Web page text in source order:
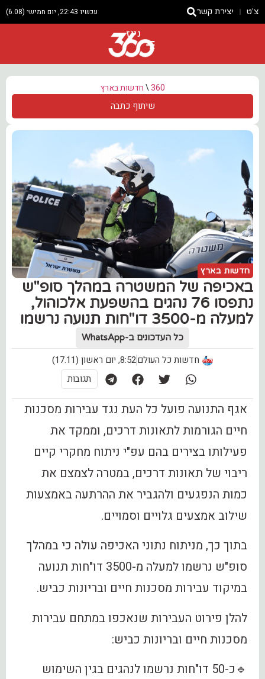
צ'ט יצירת קשר עכשיו 22:43, יום חמישי (6.08)
ניוז
360
\חדשות בארץ
שיתוף כתבה
חדשות בארץ
באכיפה של המשטרה במהלך סופ"ש
נתפסו 76 נהגים בהשפעת אלכוהול,
למעלה מ-3500 דו"חות תנועה נרשמו
כל העדכונים ב-WhatsApp
חדשות כל העולם8:52, יום ראשון (17.11)
תגובות
אגף התנועה פועל כל העת נגד עבירות מסכנות
חיים הגורמות לתאונות דרכים, וממקד את
פעילותו בצירים בהם עפ"י ניתוח מחקרי קיים
ריבוי של תאונות דרכים, במטרה לצמצם את
כמות הנפגעים ולהגביר את ההרתעה באמצעות
שילוב אמצעים גלויים וסמויים.
בתוך כך, מניתוח נתוני האכיפה עולה כי במהלך
סופ"ש נרשמו למעלה מ-3500 דו"חות תנועה
במיקוד עבירות מסכנות חיים ובריונות כביש.
להלן פירוט העבירות שנאכפו במתחם עבירות
מסכנות חיים ובריונות כביש:
🔹כ-50 דו"חות נרשמו לנהגים בגין השימוש